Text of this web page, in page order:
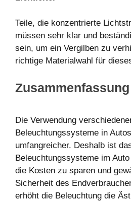
Teile, die konzentrierte
müssen sehr klar und
sein, um ein Vergilben zu
richtige Materialwahl für
Zusammenfassung
Die Verwendung
Beleuchtungssysteme in
umfangreicher. Deshalb ist
Beleuchtungssysteme im
die Kosten zu sparen und
Sicherheit des
erhöht die Beleuchtung die